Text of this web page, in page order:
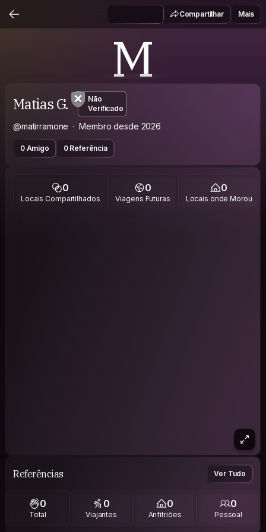
Compartilhar Mais
M
Matias G.
Não
Verificado
@matirramone Membro desde 2026
0 Amigo 0 Referência
0
Locais Compartilhados
0
Viagens Futuras
0
Locais onde Morou
Referências Ver Tudo
0
Total
0
Viajantes
0
Anfitriões
0
Pessoal